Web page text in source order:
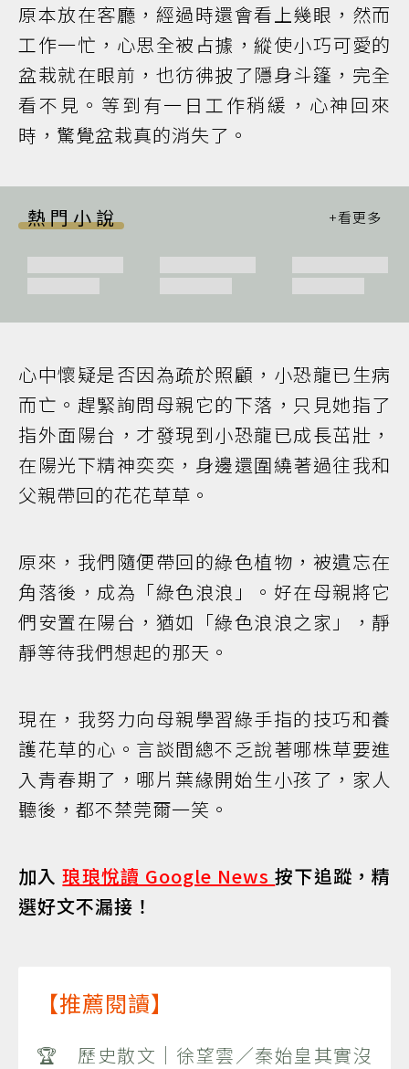
原本放在客廳，經過時還會看上幾眼，然而
工作一忙，心思全被占據，縱使小巧可愛的
盆栽就在眼前，也彷彿披了隱身斗篷，完全
看不見。等到有一日工作稍緩，心神回來
時，驚覺盆栽真的消失了。
熱門小說
心中懷疑是否因為疏於照顧，小恐龍已生病
而亡。趕緊詢問母親它的下落，只見她指了
指外面陽台，才發現到小恐龍已成長茁壯，
在陽光下精神奕奕，身邊還圍繞著過往我和
父親帶回的花花草草。
原來，我們隨便帶回的綠色植物，被遺忘在
角落後，成為「綠色浪浪」。好在母親將它
們安置在陽台，猶如「綠色浪浪之家」，靜
靜等待我們想起的那天。
現在，我努力向母親學習綠手指的技巧和養
護花草的心。言談間總不乏說著哪株草要進
入青春期了，哪片葉緣開始生小孩了，家人
聽後，都不禁莞爾一笑。
加入琅琅悅讀 Google News按下追蹤，精
選好文不漏接！
【推薦閱讀】
🏆 歷史散文｜徐望雲／秦始皇其實沒